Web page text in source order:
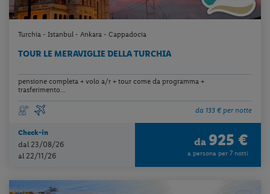
Turchia - Istanbul - Ankara - Cappadocia
TOUR LE MERAVIGLIE DELLA TURCHIA
pensione completa + volo a/r + tour come da programma +
trasferimento...
da 133 € per notte
Check-in
dal 23/08/26
al 22/11/26
da 925 €
a persona per 7 notti